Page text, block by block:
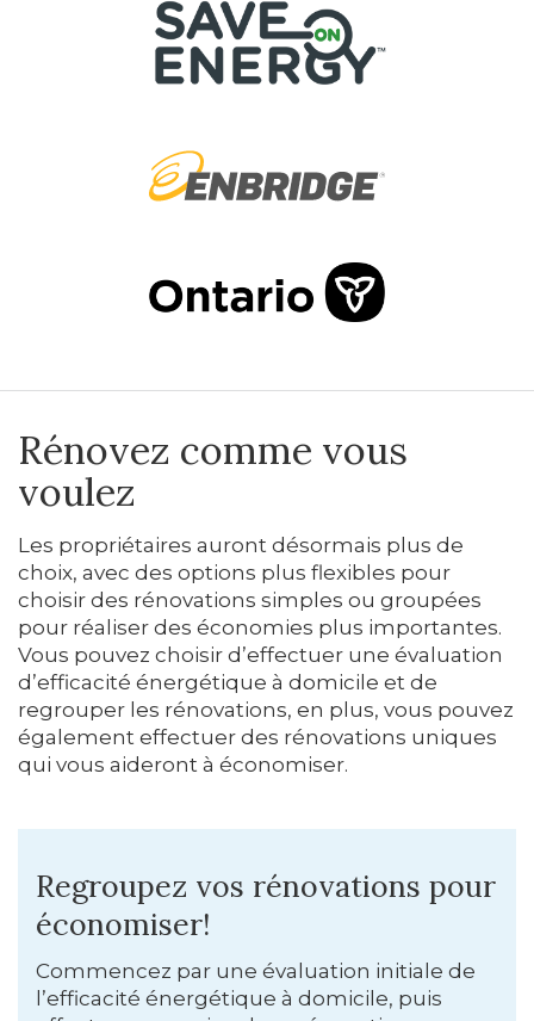
Rénovez comme vous
voulez
Les propriétaires auront désormais plus de
choix, avec des options plus flexibles pour
choisir des rénovations simples ou groupées
pour réaliser des économies plus importantes.
Vous pouvez choisir d’effectuer une évaluation
d’efficacité énergétique à domicile et de
regrouper les rénovations, en plus, vous pouvez
également effectuer des rénovations uniques
qui vous aideront à économiser.
Regroupez vos rénovations pour
économiser!
Commencez par une évaluation initiale de
l’efficacité énergétique à domicile, puis